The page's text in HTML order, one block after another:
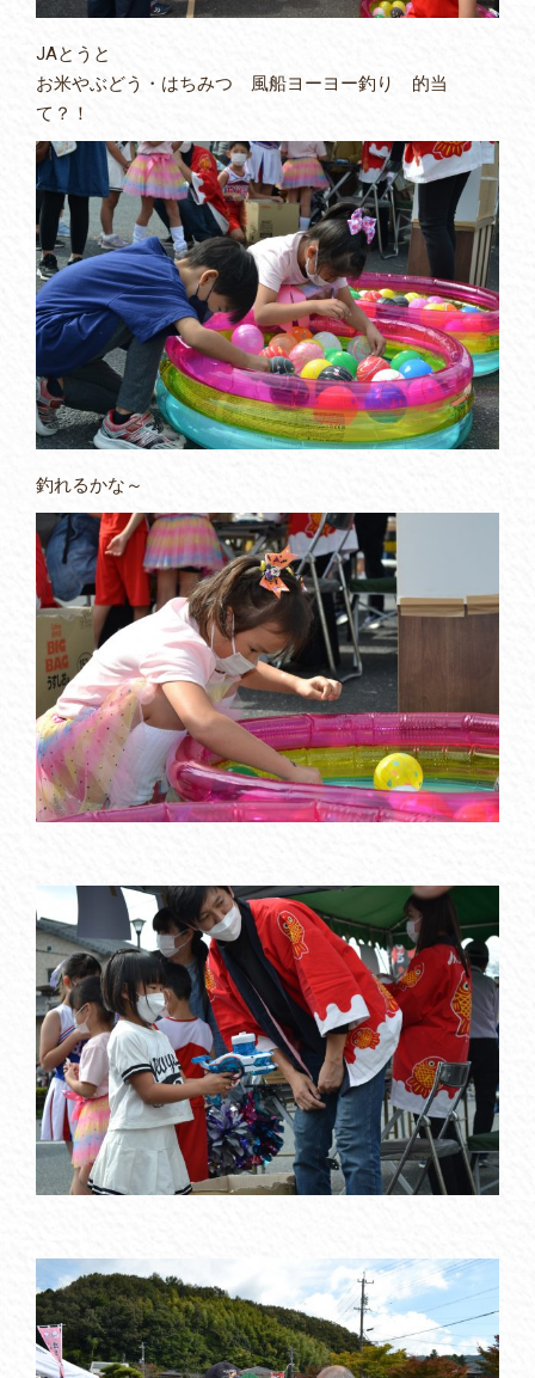
JAとうと
お米やぶどう・はちみつ 風船ヨーヨー釣り 的当
て？！
釣れるかな～